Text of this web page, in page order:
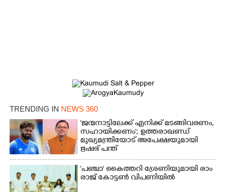
TRENDING IN NEWS 360
'ജന്മനാട്ടിലേക്ക് എനിക്ക് മടങ്ങിവരണം,
സഹായിക്കണം'; ഉത്തരാഖണ്ഡ്
മുഖ്യമന്ത്രിയോട് അപേക്ഷയുമായി
ഋഷഭ് പന്ത്
'​പ​ഞ്ചാ​'​ ​കൈ​ത്ത​റി​ ​ശ്രേ​ണി​യു​മാ​യി​ ​രാം​
രാ​ജ് ​കോ​ട്ടൺ വിപണിയിൽ